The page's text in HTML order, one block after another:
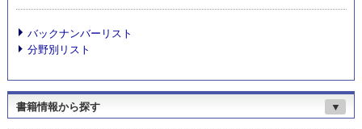
バックナンバーリスト
分野別リスト
書籍情報から探す ▼